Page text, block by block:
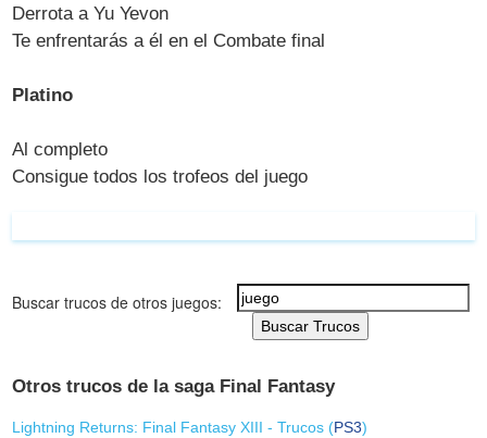
Derrota a Yu Yevon
Te enfrentarás a él en el Combate final
Platino
Al completo
Consigue todos los trofeos del juego
Buscar trucos de otros juegos:
Buscar Trucos
Otros trucos de la saga Final Fantasy
Lightning Returns: Final Fantasy XIII - Trucos (PS3)